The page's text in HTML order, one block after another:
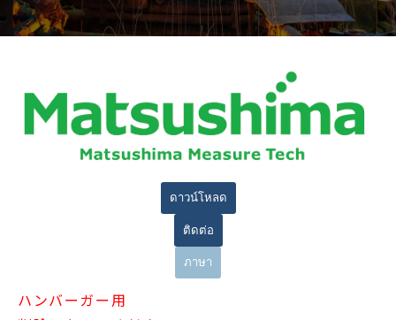
ดาวน์โหลด
ติดต่อ
ภาษา
ハンバーガー用